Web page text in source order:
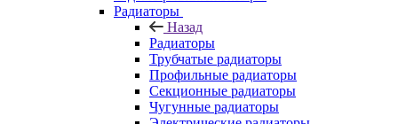
Радиаторы
Назад
Радиаторы
Трубчатые радиаторы
Профильные радиаторы
Секционные радиаторы
Чугунные радиаторы